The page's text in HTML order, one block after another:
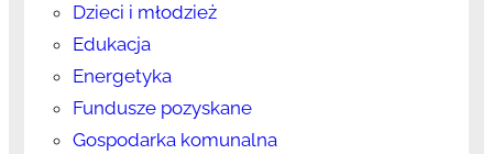
Dzieci i młodzież
Edukacja
Energetyka
Fundusze pozyskane
Gospodarka komunalna